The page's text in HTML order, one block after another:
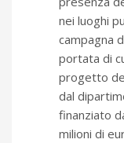
nei luoghi
campagna
portata di
progetto
dal
finanziato
milioni di